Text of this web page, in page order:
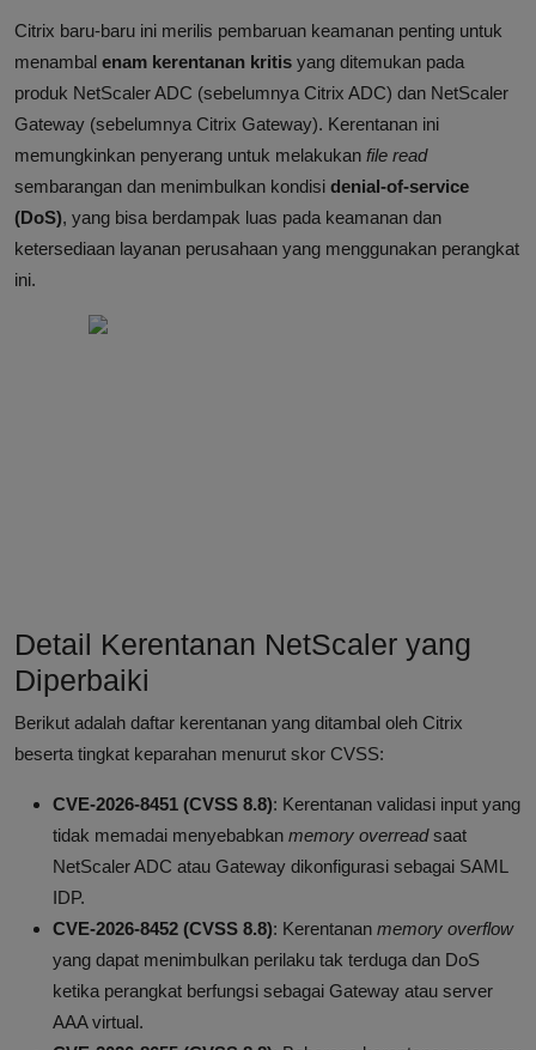
Citrix baru-baru ini merilis pembaruan keamanan penting untuk
menambal enam kerentanan kritis yang ditemukan pada
produk NetScaler ADC (sebelumnya Citrix ADC) dan NetScaler
Gateway (sebelumnya Citrix Gateway). Kerentanan ini
memungkinkan penyerang untuk melakukan file read
sembarangan dan menimbulkan kondisi denial-of-service
(DoS), yang bisa berdampak luas pada keamanan dan
ketersediaan layanan perusahaan yang menggunakan perangkat
ini.
Detail Kerentanan NetScaler yang
Diperbaiki
Berikut adalah daftar kerentanan yang ditambal oleh Citrix
beserta tingkat keparahan menurut skor CVSS:
CVE-2026-8451 (CVSS 8.8): Kerentanan validasi input yang
tidak memadai menyebabkan memory overreadsaat
NetScaler ADC atau Gateway dikonfigurasi sebagai SAML
IDP.
CVE-2026-8452 (CVSS 8.8): Kerentanan memory overflow
yang dapat menimbulkan perilaku tak terduga dan DoS
ketika perangkat berfungsi sebagai Gateway atau server
AAA virtual.